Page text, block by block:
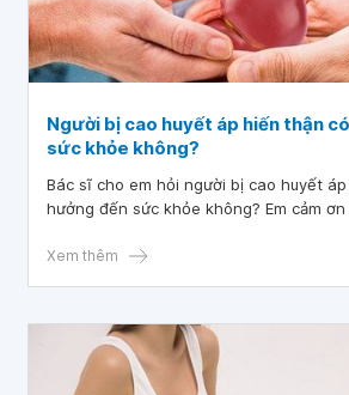
Người bị cao huyết áp hiến thận
sức khỏe không?
Bác sĩ cho em hỏi người bị cao huyết
hưởng đến sức khỏe không? Em cảm
Xem thêm